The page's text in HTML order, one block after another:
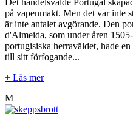
Det handelsvälde Portugal
på vapenmakt. Men det var inte
är inte antalet avgörande. Den
d'Almeida, som under åren
portugisiska herraväldet, hade
till sitt förfogande...
+ Läs mer
M